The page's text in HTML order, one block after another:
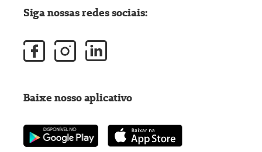
Siga nossas redes sociais:
Baixe nosso aplicativo